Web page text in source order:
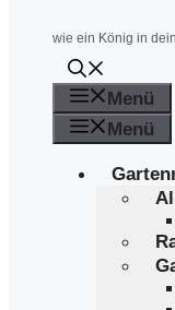
wie ein König in
Menü
Menü